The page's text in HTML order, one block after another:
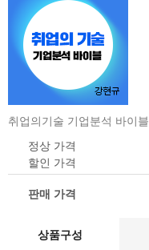
취업의기술 기업분석 바이블
정상 가격
할인 가격
판매 가격
상품구성